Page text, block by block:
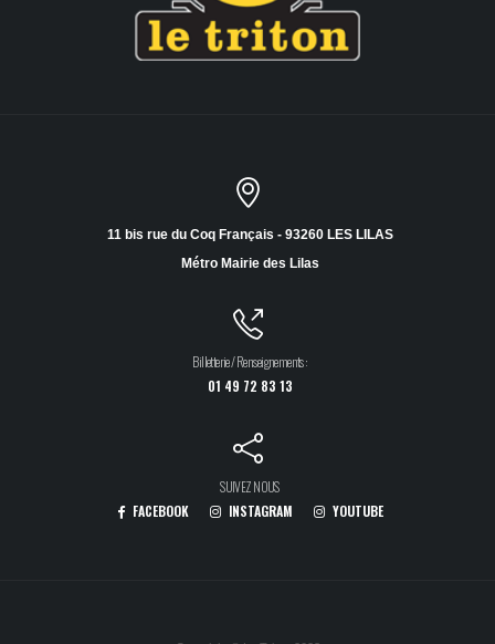
11 bis rue du Coq Français - 93260 LES LILAS
Métro Mairie des Lilas
Billetterie / Renseignements :
01 49 72 83 13
SUIVEZ NOUS
FACEBOOK
INSTAGRAM YOUTUBE